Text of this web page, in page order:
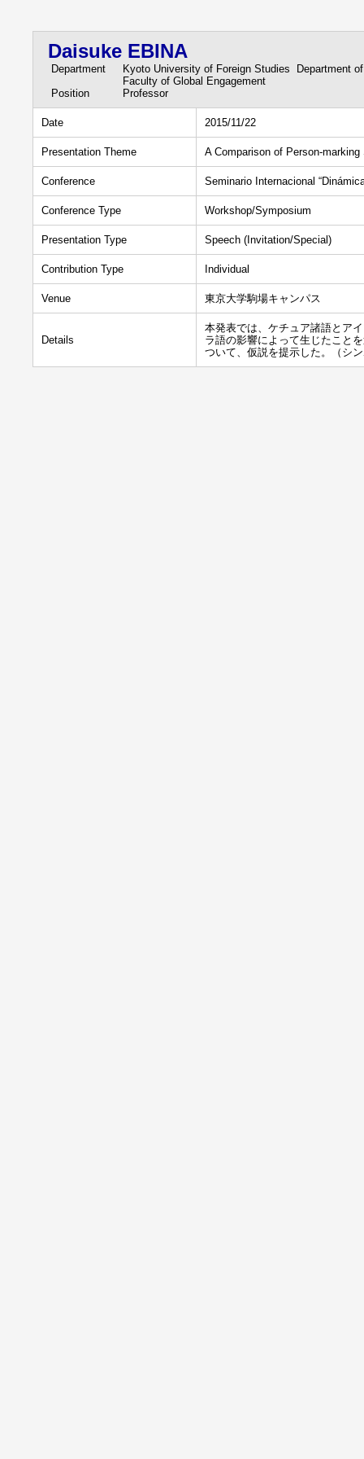
Daisuke EBINA
Department
Kyoto University of Foreign Studies Department
Faculty of Global Engagement
Position
Professor
Date 2015/11/22
Presentation Theme A Comparison of Person-
Conference Seminario Internacional
Conference Type Workshop/Symposium
Presentation Type Speech (Invitation/Special)
Contribution Type Individual
Venue 東京大学駒場キャンパス
Details
本発表では、ケチュア諸語とア
ラ語の影響によって生じたこと
ついて、仮説を提示した。（シ